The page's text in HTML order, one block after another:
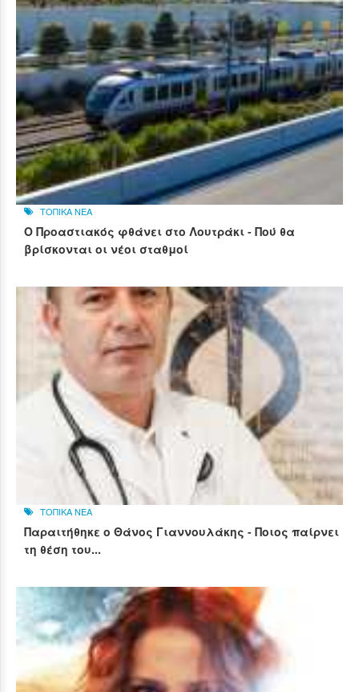
ΤΟΠΙΚΑ ΝΕΑ
Ο Προαστιακός φθάνει στο Λουτράκι - Πού θα
βρίσκονται οι νέοι σταθμοί
ΤΟΠΙΚΑ ΝΕΑ
Παραιτήθηκε ο Θάνος Γιαννουλάκης - Ποιος παίρνει
τη θέση του...